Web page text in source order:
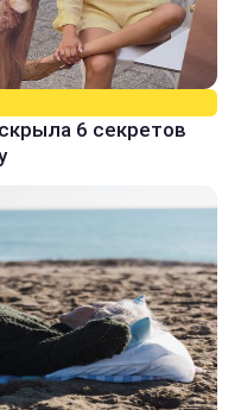
6 секретов